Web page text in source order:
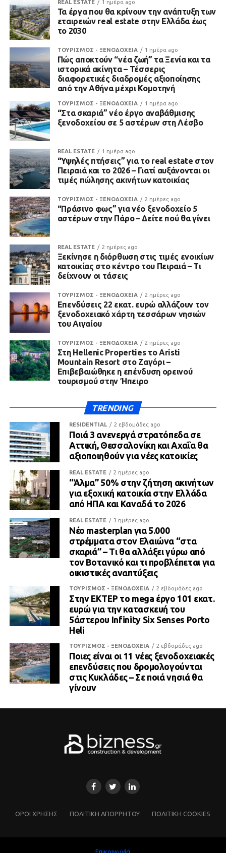
REAL ESTATE 1 ημέρα ago
Τα έργα που θα κρίνουν την ανάπτυξη των
εταιρειών real estate στην Ελλάδα έως
το 2030
ΤΟΥΡΙΣΜΟΣ - ΞΕΝΟΔΟΧΕΙΑ 1 ημέρα ago
Πώς αποκτούν “νέα ζωή” τα Ξενία και τα
ιστορικά ακίνητα – Τέσσερις
διαφορετικές διαδρομές αξιοποίησης
από την Αθήνα μέχρι Κομοτηνή
ΤΟΥΡΙΣΜΟΣ - ΞΕΝΟΔΟΧΕΙΑ 1 ημέρα ago
“Στα σκαριά” νέο έργο αναβάθμισης
ξενοδοχείου σε 5 αστέρων στη Λέσβο
REAL ESTATE 1 ημέρα ago
“Υψηλές πτήσεις” για το real estate στον
Πειραιά και το 2026 – Γιατί αυξάνονται οι
τιμές πώλησης ακινήτων κατοικίας
ΤΟΥΡΙΣΜΟΣ - ΞΕΝΟΔΟΧΕΙΑ 2 ημέρες ago
“Πράσινο φως” για νέο ξενοδοχείο 5
αστέρων στην Πάρο – Δείτε πού θα γίνει
REAL ESTATE 2 ημέρες ago
Ξεκίνησε η διόρθωση στις τιμές ενοικίων
κατοικίας στο κέντρο του Πειραιά – Τι
δείχνουν οι τάσεις
ΤΟΥΡΙΣΜΟΣ - ΞΕΝΟΔΟΧΕΙΑ 2 ημέρες ago
Επενδύσεις 22 εκατ. ευρώ αλλάζουν τον
ξενοδοχειακό χάρτη τεσσάρων νησιών
του Αιγαίου
ΤΟΥΡΙΣΜΟΣ - ΞΕΝΟΔΟΧΕΙΑ 2 ημέρες ago
Στη Hellenic Properties το Aristi
Mountain Resort στο Ζαγόρι –
Επιβεβαιώθηκε η επένδυση ορεινού
τουρισμού στην Ήπειρο
TRENDING
RESIDENTIAL 2 εβδομάδες ago
Ποιά 3 ανενεργά στρατόπεδα σε
Αττική, Θεσσαλονίκη και Αχαΐα θα
αξιοποιηθούν για νέες κατοικίες
REAL ESTATE 2 ημέρες ago
“Άλμα” 50% στην ζήτηση ακινήτων
για εξοχική κατοικία στην Ελλάδα
από ΗΠΑ και Καναδά το 2026
REAL ESTATE 3 ημέρες ago
Νέο masterplan για 5.000
στρέμματα στον Ελαιώνα “στα
σκαριά” – Τι θα αλλάξει γύρω από
τον Βοτανικό και τι προβλέπεται για
οικιστικές αναπτύξεις
ΤΟΥΡΙΣΜΟΣ - ΞΕΝΟΔΟΧΕΙΑ 2 εβδομάδες ago
Στην ΕΚΤΕΡ το mega έργο 101 εκατ.
ευρώ για την κατασκευή του
5άστερου Infinity Six Senses Porto
Heli
ΤΟΥΡΙΣΜΟΣ - ΞΕΝΟΔΟΧΕΙΑ 2 εβδομάδες ago
Ποιες είναι οι 11 νέες ξενοδοχειακές
επενδύσεις που δρομολογούνται
στις Κυκλάδες – Σε ποιά νησιά θα
γίνουν
ΌΡΟΙ ΧΡΗΣΗΣ ΠΟΛΙΤΙΚΗ ΑΠΟΡΡΗΤΟΥ ΠΟΛΙΤΙΚΗ COOKIES